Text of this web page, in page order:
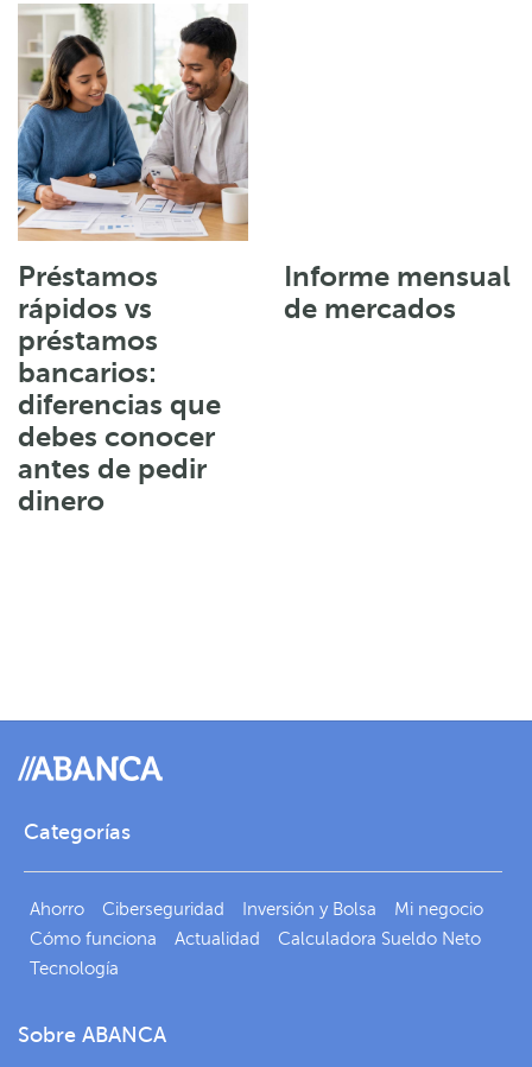
Préstamos
rápidos vs
préstamos
bancarios:
diferencias que
debes conocer
antes de pedir
dinero
Informe mensual
de mercados
Categorías
Ahorro Ciberseguridad Inversión y Bolsa
Mi negocio
Cómo funciona
Actualidad
Calculadora Sueldo Neto
Tecnología
Sobre ABANCA